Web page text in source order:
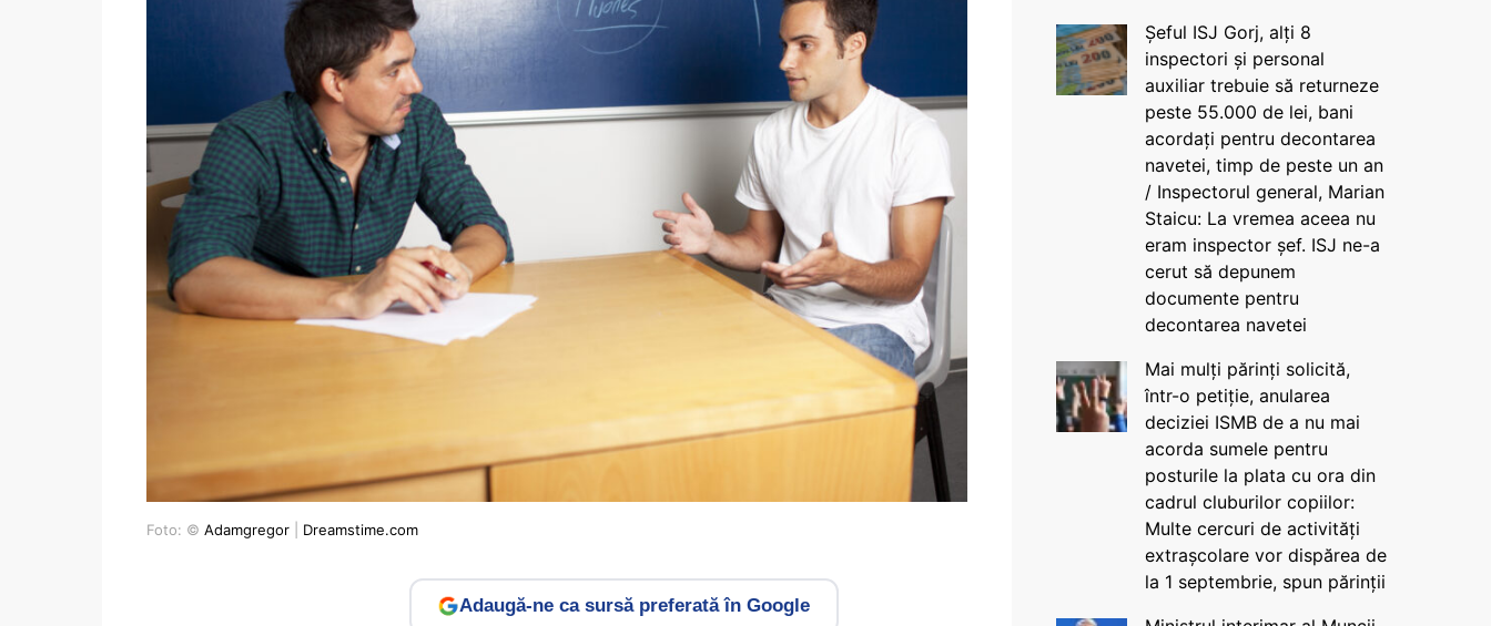
Foto: © Adamgregor Dreamstime.com
Adaugă-ne ca sursă preferată în Google
Șeful ISJ Gorj, alți 8
inspectori și personal
auxiliar trebuie să returneze
peste 55.000 de lei, bani
acordați pentru decontarea
navetei, timp de peste un an
/ Inspectorul general, Marian
Staicu: La vremea aceea nu
eram inspector șef. ISJ ne-a
cerut să depunem
documente pentru
decontarea navetei
Mai mulți părinți solicită,
într-o petiție, anularea
deciziei ISMB de a nu mai
acorda sumele pentru
posturile la plata cu ora din
cadrul cluburilor copiilor:
Multe cercuri de activități
extrașcolare vor dispărea de
la 1 septembrie, spun părinții